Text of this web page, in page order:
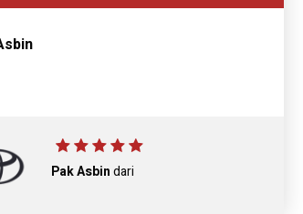
Pak Asbindari